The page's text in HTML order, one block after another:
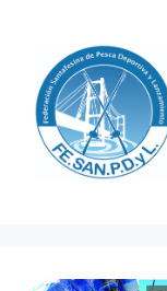
contenido